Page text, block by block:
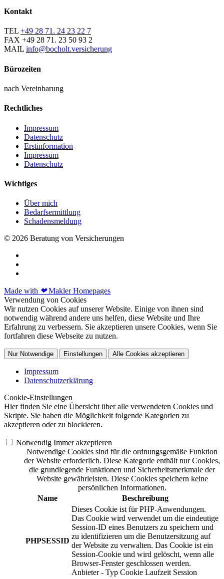
Kontakt
TEL +49 28 71. 24 23 22 7
FAX +49 28 71. 23 50 93 2
MAIL info@bocholt.versicherung
Bürozeiten
nach Vereinbarung
Rechtliches
Impressum
Datenschutz
Erstinformation
Impressum
Datenschutz
Wichtiges
Über mich
Bedarfsermittlung
Schadensmeldung
© 2026 Beratung von Versicherungen
Made with ❤Makler Homepages
Verwendung von Cookies
Wir nutzen Cookies auf unserer Website. Einige von ihnen sind
notwendig während andere uns helfen, diese Website und Ihre
Erfahrung zu verbessern. Sie akzeptieren unsere Cookies, wenn Sie
fortfahren diese Webseite zu nutzen.
Nur Notwendige Einstellungen Alle Cookies akzeptieren
Impressum
Datenschutzerklärung
Cookie-Einstellungen
Hier finden Sie eine Übersicht über alle verwendeten Cookies und
Skripte. Sie haben die Möglichkeit folgende Kategorien zu
akzeptieren oder zu blockieren.
Notwendig Immer akzeptieren
Notwendige Cookies sind für die ordnungsgemäße Funktion
der Website erforderlich. Diese Kategorie enthält nur Cookies,
die grundlegende Funktionen und Sicherheitsmerkmale der
Website gewährleisten. Diese Cookies speichern keine
persönlichen Informationen.
Name
Beschreibung
PHPSESSID
Dieses Cookie ist für PHP-Anwendungen.
Das Cookie wird verwendet um die eindeutige
Session-ID eines Benutzers zu speichern und
zu identifizieren um die Benutzersitzung auf
der Website zu verwalten. Das Cookie ist ein
Session-Cookie und wird gelöscht, wenn alle
Browser-Fenster geschlossen werden.
Anbieter - Typ Cookie Laufzeit Session